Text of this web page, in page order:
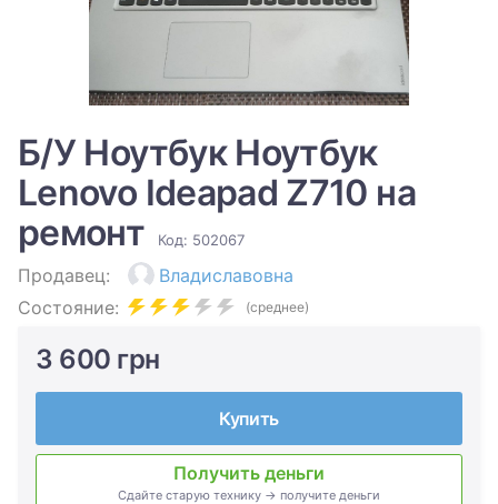
Б/У Ноутбук Ноутбук
Lenovo Ideapad Z710 на
ремонт
Код: 502067
Продавец:
Владиславовна
Состояние:
(среднее)
3 600 грн
Купить
Получить деньги
Сдайте старую технику → получите деньги